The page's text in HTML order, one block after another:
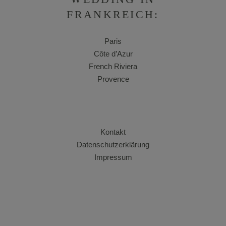
FRANKREICH:
Paris
Côte d’Azur
French Riviera
Provence
Kontakt
Datenschutzerklärung
Impressum